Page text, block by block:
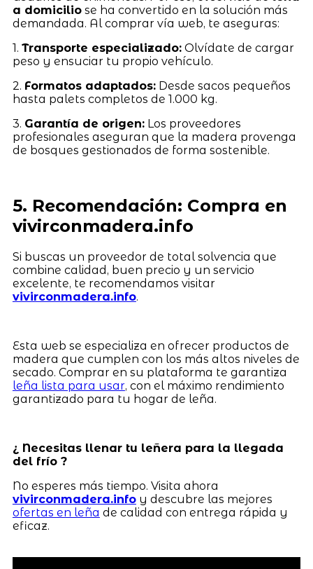
a domiciliose ha convertido en la solución más
demandada. Al comprar vía web, te aseguras:
1. Transporte especializado:Olvídate de cargar
peso y ensuciar tu propio vehículo.
2. Formatos adaptados:Desde sacos pequeños
hasta palets completos de 1.000 kg.
3. Garantía de origen:Los proveedores
profesionales aseguran que la madera provenga
de bosques gestionados de forma sostenible.
5. Recomendación: Compra en
vivirconmadera.info
Si buscas un proveedor de total solvencia que
combine calidad, buen precio y un servicio
excelente, te recomendamos visitar
vivirconmadera.info.
Esta web se especializa en ofrecer productos de
madera que cumplen con los más altos niveles de
secado. Comprar en su plataforma te garantiza
leña lista para usar, con el máximo rendimiento
garantizado para tu hogar de leña.
¿ Necesitas llenar tu leñera para la llegada
del frío ?
No esperes más tiempo. Visita ahora
vivirconmadera.infoy descubre las mejores
ofertas en leña de calidad con entrega rápida y
eficaz.